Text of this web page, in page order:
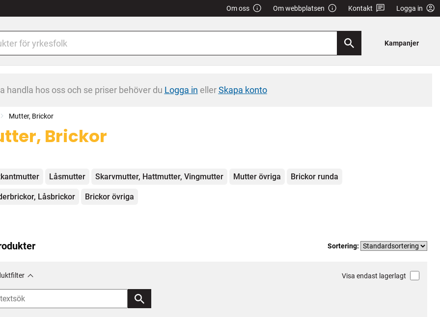
Om oss Om webbplatsen Kontakt Logga in
Kampanjer
handla hos oss och se priser behöver du Logga in ellerSkapa konto
Mutter, Brickor
Brickor
Låsmutter Skarvmutter, Hattmutter, Vingmutter Mutter övriga Brickor runda
Låsbrickor Brickor övriga
Sortering:
Visa endast lagerlagt